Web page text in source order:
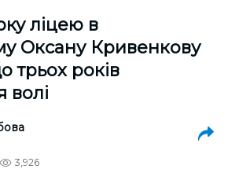
ліцею в
Оксану Кривенкову
трьох років
волі
3,926